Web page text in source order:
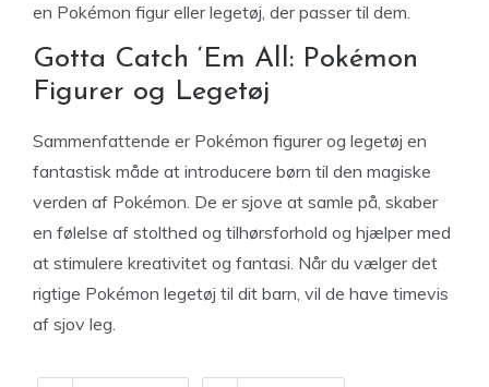
en Pokémon figur eller legetøj, der passer til dem.
Gotta Catch ‘Em All: Pokémon
Figurer og Legetøj
Sammenfattende er Pokémon figurer og legetøj en
fantastisk måde at introducere børn til den magiske
verden af Pokémon. De er sjove at samle på, skaber
en følelse af stolthed og tilhørsforhold og hjælper med
at stimulere kreativitet og fantasi. Når du vælger det
rigtige Pokémon legetøj til dit barn, vil de have timevis
af sjov leg.